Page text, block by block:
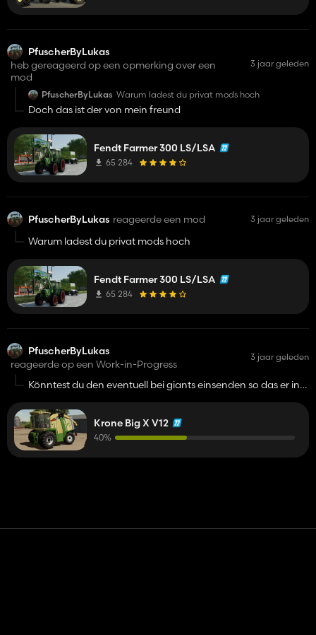
PfuscherByLukas
heb gereageerd op een opmerking over een
mod
3 jaar geleden
PfuscherByLukas Warum ladest du privat mods hoch
Doch das ist der von mein freund
Fendt Farmer 300 LS/LSA
65 284
PfuscherByLukas reageerde een mod 3 jaar geleden
Warum ladest du privat mods hoch
Fendt Farmer 300 LS/LSA
65 284
PfuscherByLukas
reageerde op een Work-in-Progress
3 jaar geleden
Könntest du den eventuell bei giants einsenden so das er in
Krone Big X V12
40%